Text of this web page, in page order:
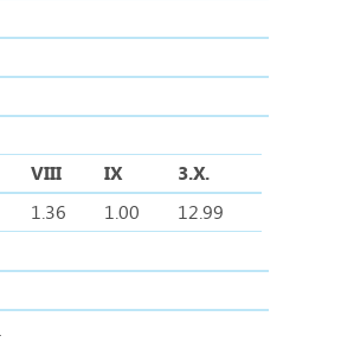
VIII IX
3.X.
1.36 1.00 12.99